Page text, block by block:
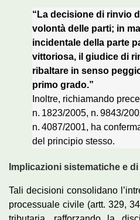
“La decisione di rinvio
volontà delle parti; in
incidentale della parte
vittoriosa, il giudice di
ribaltare in senso
primo grado.”
Inoltre, richiamando
n. 1823/2005, n. 9843/
n. 4087/2001, ha
del principio stesso.
Implicazioni sistematiche e
Tali decisioni consolidano
processuale civile (artt. 329,